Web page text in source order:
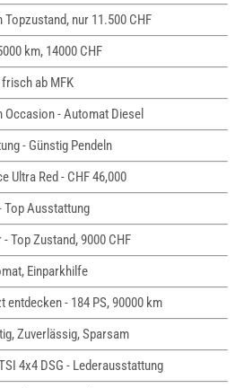
Topzustand, nur 11.500 CHF
km, 14000 CHF
ab MFK
Occasion - Automat Diesel
- Günstig Pendeln
Ultra Red - CHF 46,000
Top Ausstattung
Top Zustand, 9000 CHF
Einparkhilfe
entdecken - 184 PS, 90000 km
Zuverlässig, Sparsam
4x4 DSG - Lederausstattung